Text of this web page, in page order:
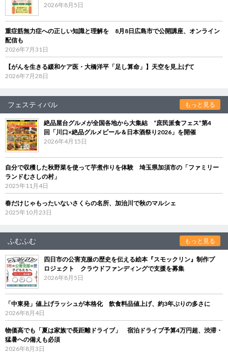
2026年8月5日
重症筋無力症への正しい知識と理解を 8月8日広島市で公開講座、オンライン
配信も
2026年7月31日
【がんを生きる緩和ケア医・大橋洋平「足し算命」】天空を見上げて
2026年7月28日
フェスティバル もっと見る
絶品屋台グルメが全国各地から大集結 “庶民派食フェス”第4
回「川口×絶品グルメビール＆日本酒祭り2026」を開催
2026年4月15日
自分で収穫した秋野菜を使って芋煮作りを体験 埼玉県加須市の「ファミリー
ランドむさしの村」
2025年11月4日
春だけじゃもったいないさくらの名所、加治川で秋のマルシェ
2025年10月23日
ふむふむ もっと見る
四日市の公害克服の歴史を伝える絵本『スモックリン』制作プ
ロジェクト クラウドファンディングで支援を募集
2026年8月5日
「中東発」値上げラッシュが本格化 飲食料品値上げ、約3年ぶりの多さに
2026年8月4日
物価高でも「夏は家族で長距離ドライブ」 宿泊ドライブ予算4万円超、渋滞・
猛暑への備えも必須
2026年8月3日